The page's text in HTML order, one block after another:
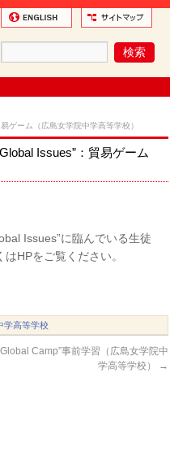
ゲーム（広島女学院中学高等学校）
Issues”：貿易ゲーム
Issues”に臨んでいる生徒
HPをご覧ください。
学高等学校
Camp”事前学習（広島女学院中
学高等学校）
→